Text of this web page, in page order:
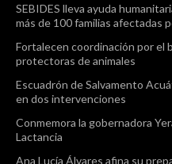
SEBIDES lleva ayuda
más de 100 familias afectadas
Fortalecen coordinación por el
protectoras de animales
Escuadrón de Salvamento
en dos intervenciones
Conmemora la gobernadora
Lactancia
Ana Lucía Álvares afina su